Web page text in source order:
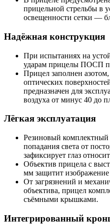
прицельной стрельбы в
освещенности сетки —
Надёжная конструкция
При испытаниях на
ударам прицелы ПОСП
Прицел заполнен
оптических
предназначен для
воздуха от минус 40 до
Лёгкая эксплуатация
Резиновый комплектный
попадания света от
зафиксирует глаз
Объектив прицела с
мм защитит изображение
От загрязнений и
объектива, прицел
съёмными крышками.
Интегрированный